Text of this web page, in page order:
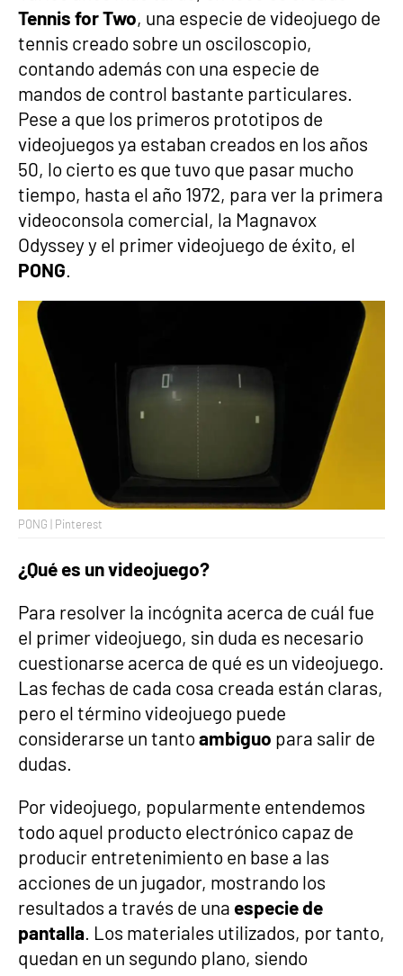
Tennis for Two, una especie de videojuego de
tennis creado sobre un osciloscopio,
contando además con una especie de
mandos de control bastante particulares.
Pese a que los primeros prototipos de
videojuegos ya estaban creados en los años
50, lo cierto es que tuvo que pasar mucho
tiempo, hasta el año 1972, para ver la primera
videoconsola comercial, la Magnavox
Odyssey y el primer videojuego de éxito, el
PONG.
PONG | Pinterest
¿Qué es un videojuego?
Para resolver la incógnita acerca de cuál fue
el primer videojuego, sin duda es necesario
cuestionarse acerca de qué es un videojuego.
Las fechas de cada cosa creada están claras,
pero el término videojuego puede
considerarse un tanto ambiguo para salir de
dudas.
Por videojuego, popularmente entendemos
todo aquel producto electrónico capaz de
producir entretenimiento en base a las
acciones de un jugador, mostrando los
resultados a través de una especie de
pantalla . Los materiales utilizados, por tanto,
quedan en un segundo plano, siendo